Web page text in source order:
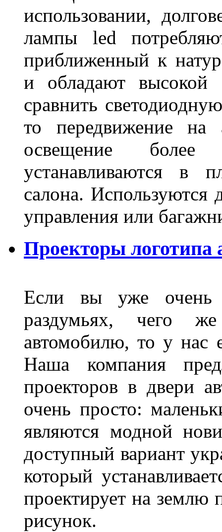
использовании,
лампы led
приближенный к
и обладают высокой
сравнить
то передвижение
освещение
устанавливаются в
салона. Используются
управления или
Проекторы логотипа
Если вы уже очень
раздумьях, чего
автомобилю, то у нас
Наша компания
проекторов в двери
очень просто:
являются модной
доступный вариант
который
проектирует на землю
рисунок.